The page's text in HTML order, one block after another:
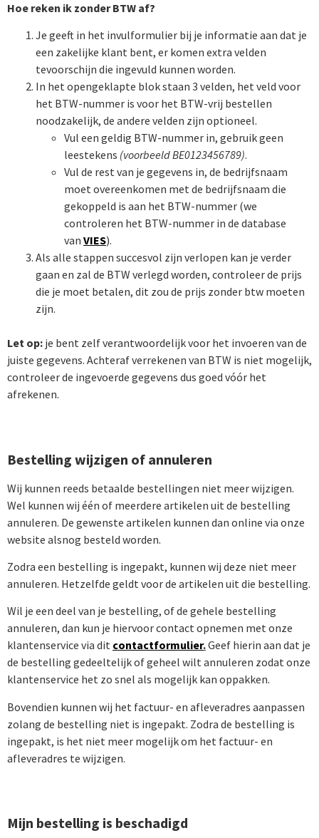
Hoe reken ik zonder BTW af?
Je geeft in het invulformulier bij je informatie aan dat je
een zakelijke klant bent, er komen extra velden
tevoorschijn die ingevuld kunnen worden.
In het opengeklapte blok staan 3 velden, het veld voor
het BTW-nummer is voor het BTW-vrij bestellen
noodzakelijk, de andere velden zijn optioneel.
Vul een geldig BTW-nummer in, gebruik geen
leestekens (voorbeeld BE0123456789).
Vul de rest van je gegevens in, de bedrijfsnaam
moet overeenkomen met de bedrijfsnaam die
gekoppeld is aan het BTW-nummer (we
controleren het BTW-nummer in de database
van VIES).
Als alle stappen succesvol zijn verlopen kan je verder
gaan en zal de BTW verlegd worden, controleer de prijs
die je moet betalen, dit zou de prijs zonder btw moeten
zijn.
Let op: je bent zelf verantwoordelijk voor het invoeren van de
juiste gegevens. Achteraf verrekenen van BTW is niet mogelijk,
controleer de ingevoerde gegevens dus goed vóór het
afrekenen.
Bestelling wijzigen of annuleren
Wij kunnen reeds betaalde bestellingen niet meer wijzigen.
Wel kunnen wij één of meerdere artikelen uit de bestelling
annuleren. De gewenste artikelen kunnen dan online via onze
website alsnog besteld worden.
Zodra een bestelling is ingepakt, kunnen wij deze niet meer
annuleren. Hetzelfde geldt voor de artikelen uit die bestelling.
Wil je een deel van je bestelling, of de gehele bestelling
annuleren, dan kun je hiervoor contact opnemen met onze
klantenservice via dit contactformulier.Geef hierin aan dat je
de bestelling gedeeltelijk of geheel wilt annuleren zodat onze
klantenservice het zo snel als mogelijk kan oppakken.
Bovendien kunnen wij het factuur- en afleveradres aanpassen
zolang de bestelling niet is ingepakt. Zodra de bestelling is
ingepakt, is het niet meer mogelijk om het factuur- en
afleveradres te wijzigen.
Mijn bestelling is beschadigd